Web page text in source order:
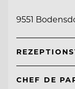
9551
CHEF DE